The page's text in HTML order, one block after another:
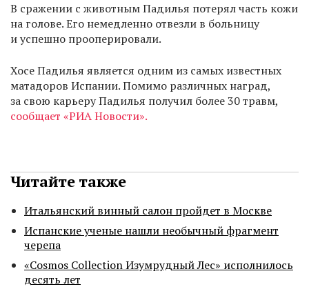
В сражении с животным Падилья потерял часть кожи
на голове. Его немедленно отвезли в больницу
и успешно прооперировали.
Хосе Падилья является одним из самых известных
матадоров Испании. Помимо различных наград,
за свою карьеру Падилья получил более 30 травм,
сообщает «РИА Новости».
Читайте также
Итальянский винный салон пройдет в Москве
Испанские ученые нашли необычный фрагмент
черепа
«Cosmos Collection Изумрудный Лес» исполнилось
десять лет